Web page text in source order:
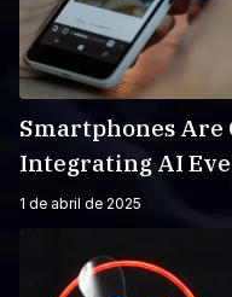
Smartphones
Integrating AI
1 de abril de 2025